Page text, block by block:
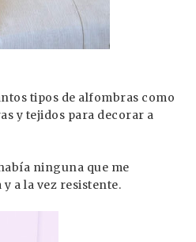
tipos de alfombras como
y tejidos para decorar a
ninguna que me
a la vez resistente.